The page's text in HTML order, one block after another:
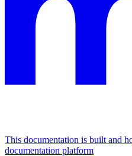
This documentation is built and
documentation platform